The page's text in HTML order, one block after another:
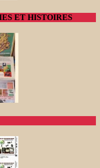
ET HISTOIRES